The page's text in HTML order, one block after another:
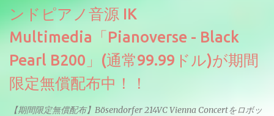
ンドピアノ音源 IK
Multimedia「Pianoverse - Black
Pearl B200」(通常99.99ドル)が期間
限定無償配布中！！
【期間限定無償配布】Bösendorfer 214VC Vienna Concertをロボッ